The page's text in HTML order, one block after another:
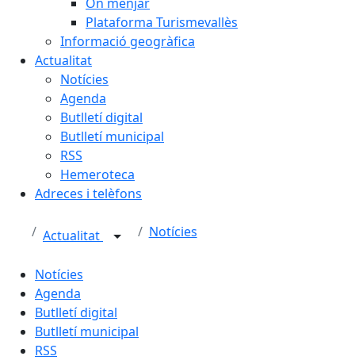
Plataforma Turismevallès
Informació geogràfica
Actualitat
Notícies
Agenda
Butlletí digital
Butlletí municipal
RSS
Hemeroteca
Adreces i telèfons
Actualitat Notícies
Notícies
Agenda
Butlletí digital
Butlletí municipal
RSS